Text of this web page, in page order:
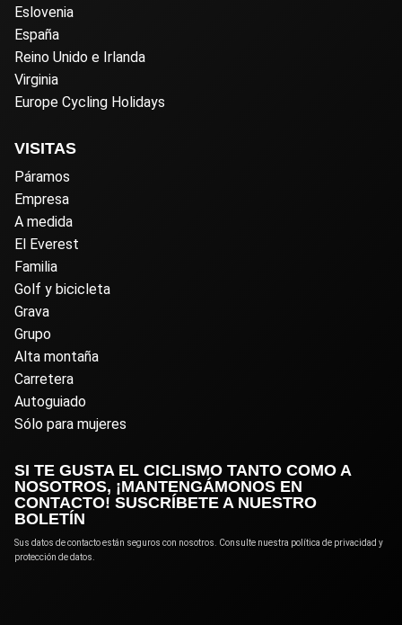
Eslovenia
España
Reino Unido e Irlanda
Virginia
Europe Cycling Holidays
VISITAS
Páramos
Empresa
A medida
El Everest
Familia
Golf y bicicleta
Grava
Grupo
Alta montaña
Carretera
Autoguiado
Sólo para mujeres
SI TE GUSTA EL CICLISMO TANTO COMO A
NOSOTROS, ¡MANTENGÁMONOS EN
CONTACTO! SUSCRÍBETE A NUESTRO
BOLETÍN
Sus datos de contacto están seguros con nosotros. Consulte nuestra política de privacidad y
protección de datos.